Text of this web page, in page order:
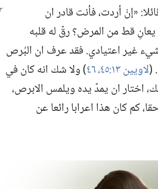
«إنْ أردت،‏ فأنت قادر ان
قط من المرض؟‏ رقّ له قلبه
غير اعتيادي.‏ فقد عرف ان البُرص
(‏لاويين ١٣:‏​٤٥،‏ ٤٦
‏)‏ ولا شك انه كان في
اختار ان يمدّ يده ويلمس الابرص،‏
كم كان هذا اعرابا رائعا عن